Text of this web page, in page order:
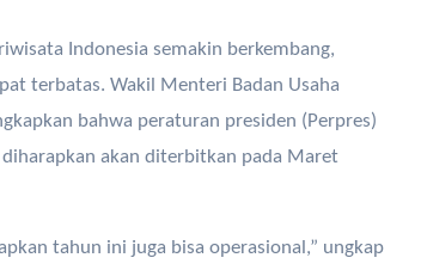
terbatas. Wakil Menteri Badan Usaha
bahwa peraturan presiden (Perpres)
akan diterbitkan pada Maret
tahun ini juga bisa operasional,” ungkap